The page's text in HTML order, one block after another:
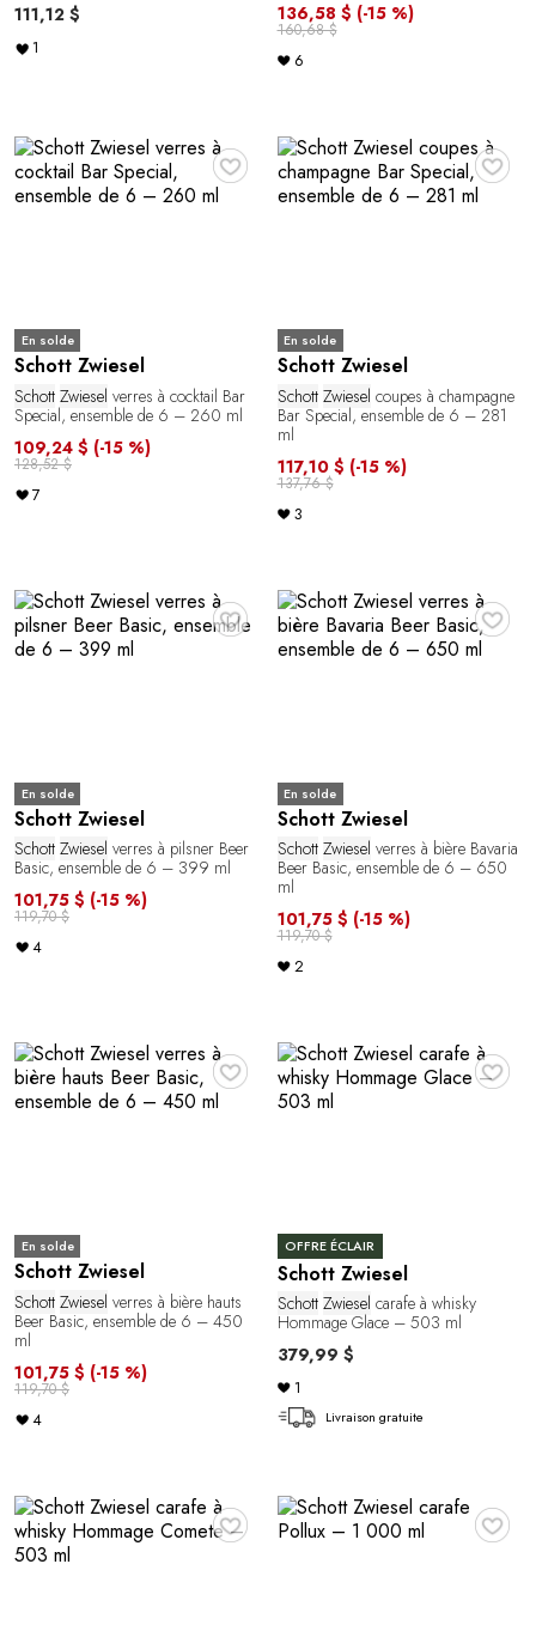
111,12 $
1
136,58 $ (-15 %)
160,68 $
6
♥
En solde
Schott Zwiesel
Schott Zwiesel verres à cocktail Bar
Special, ensemble de 6 – 260 ml
109,24 $ (-15 %)
128,52 $
7
♥
En solde
Schott Zwiesel
Schott Zwiesel coupes à champagne
Bar Special, ensemble de 6 – 281
ml
117,10 $ (-15 %)
137,76 $
3
♥
En solde
Schott Zwiesel
Schott Zwiesel verres à pilsner Beer
Basic, ensemble de 6 – 399 ml
101,75 $ (-15 %)
119,70 $
4
♥
En solde
Schott Zwiesel
Schott Zwiesel verres à bière Bavaria
Beer Basic, ensemble de 6 – 650
ml
101,75 $ (-15 %)
119,70 $
2
♥
En solde
Schott Zwiesel
Schott Zwiesel verres à bière hauts
Beer Basic, ensemble de 6 – 450
ml
101,75 $ (-15 %)
119,70 $
4
♥
OFFRE ÉCLAIR
Schott Zwiesel
Schott Zwiesel carafe à whisky
Hommage Glace – 503 ml
379,99 $
1
Livraison gratuite
♥ ♥